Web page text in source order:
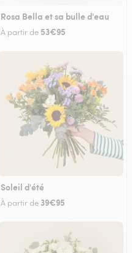
Rosa Bella et sa bulle d'eau
À partir de 53€95
Soleil d'été
À partir de 39€95